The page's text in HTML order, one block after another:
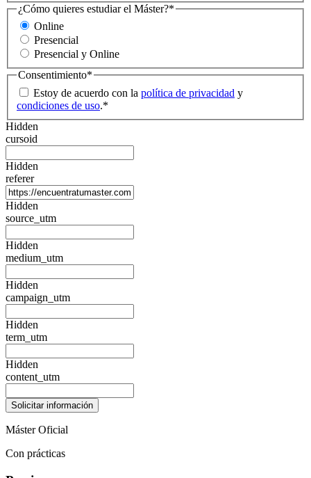
¿Cómo quieres estudiar el Máster?*
Online
Presencial
Presencial y Online
Consentimiento*
Estoy de acuerdo con la política de privacidad y
condiciones de uso.*
Hidden
cursoid
Hidden
referer
Hidden
source_utm
Hidden
medium_utm
Hidden
campaign_utm
Hidden
term_utm
Hidden
content_utm
Máster Oficial
Con prácticas